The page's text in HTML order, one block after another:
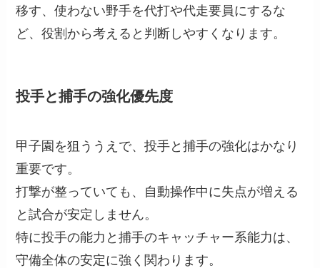
移す、使わない野手を代打や代走要員にするな
ど、役割から考えると判断しやすくなります。
投手と捕手の強化優先度
甲子園を狙ううえで、投手と捕手の強化はかなり
重要です。
打撃が整っていても、自動操作中に失点が増える
と試合が安定しません。
特に投手の能力と捕手のキャッチャー系能力は、
守備全体の安定に強く関わります。